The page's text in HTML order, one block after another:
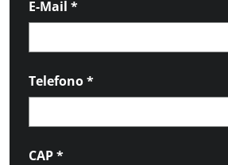
E-Mail *
Telefono*
CAP*